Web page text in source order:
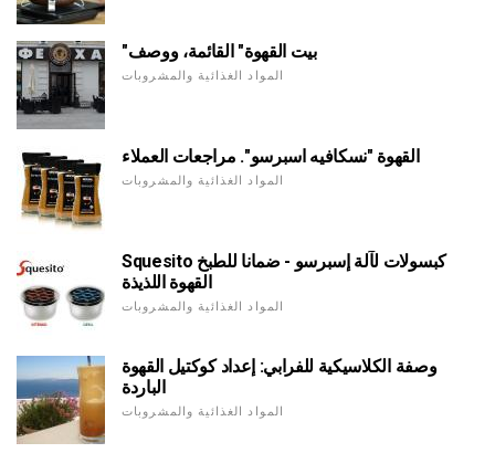
"بيت القهوة" القائمة، ووصف
المواد الغذائية والمشروبات
القهوة "نسكافيه اسبرسو". مراجعات العملاء
المواد الغذائية والمشروبات
Squesito كبسولات لآلة إسبرسو - ضمانا للطبخ
القهوة اللذيذة
المواد الغذائية والمشروبات
وصفة الكلاسيكية للفرابي: إعداد كوكتيل القهوة
الباردة
المواد الغذائية والمشروبات